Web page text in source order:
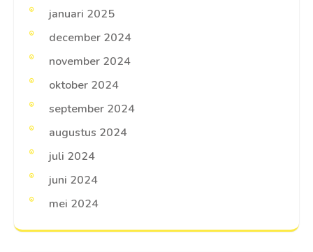
januari 2025
december 2024
november 2024
oktober 2024
september 2024
augustus 2024
juli 2024
juni 2024
mei 2024